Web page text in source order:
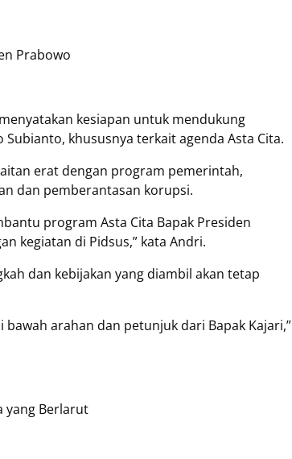
Prabowo
kesiapan untuk mendukung
khususnya terkait agenda Asta Cita.
erat dengan program pemerintah,
dan pemberantasan korupsi.
program Asta Cita Bapak Presiden
kegiatan di Pidsus,” kata Andri.
dan kebijakan yang diambil akan tetap
bawah arahan dan petunjuk dari Bapak Kajari,”
yang Berlarut